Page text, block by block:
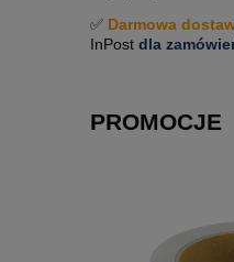
✅ Darmowa
InPost dla
PROMOCJE